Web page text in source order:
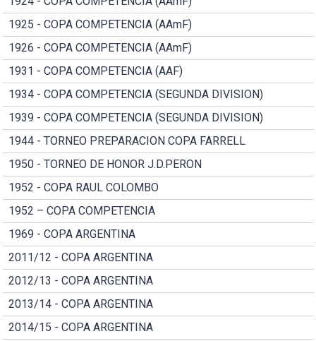
1925 - COPA COMPETENCIA (AAmF)
1926 - COPA COMPETENCIA (AAmF)
1931 - COPA COMPETENCIA (AAF)
1934 - COPA COMPETENCIA (SEGUNDA DIVISION)
1939 - COPA COMPETENCIA (SEGUNDA DIVISION)
1944 - TORNEO PREPARACION COPA FARRELL
1950 - TORNEO DE HONOR J.D.PERON
1952 - COPA RAUL COLOMBO
1952 – COPA COMPETENCIA
1969 - COPA ARGENTINA
2011/12 - COPA ARGENTINA
2012/13 - COPA ARGENTINA
2013/14 - COPA ARGENTINA
2014/15 - COPA ARGENTINA